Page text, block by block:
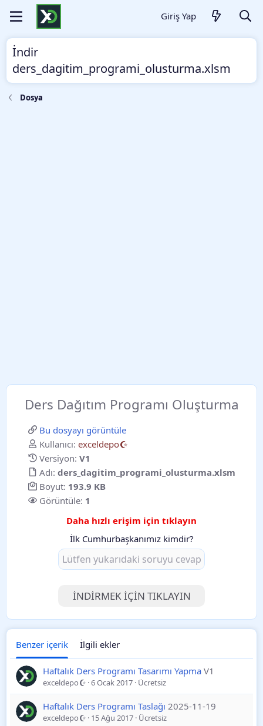
Giriş Yap
İndir
ders_dagitim_programi_olusturma.xlsm
Dosya
Ders Dağıtım Programı Oluşturma
Bu dosyayı görüntüle
Kullanıcı: exceldepo
Versiyon: V1
Adı: ders_dagitim_programi_olusturma.xlsm
Boyut: 193.9 KB
Görüntüle: 1
Daha hızlı erişim için tıklayın
İlk Cumhurbaşkanımız kimdir?
İNDIRMEK IÇIN TIKLAYIN
Benzer içerik İlgili ekler
Haftalık Ders Programı Tasarımı Yapma V1
exceldepo 6 Ocak 2017 Ücretsiz
Haftalık Ders Programı Taslağı 2025-11-19
exceldepo 15 Ağu 2017 Ücretsiz